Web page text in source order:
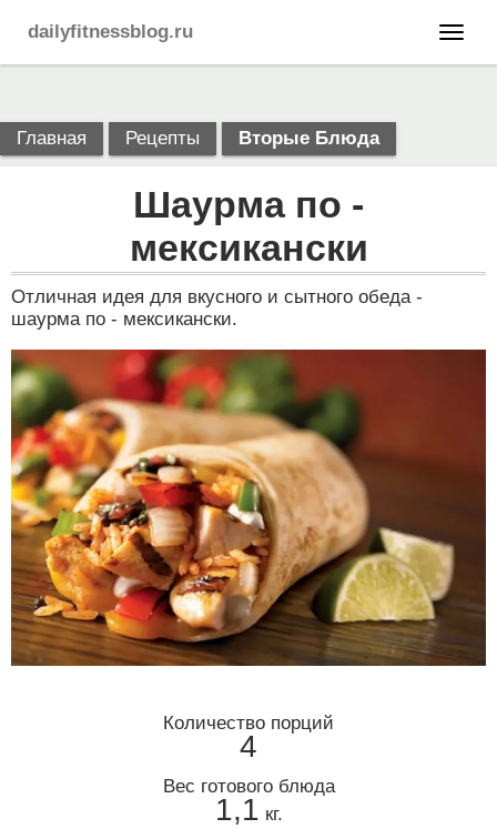
dailyfitnessblog.ru
Главная Рецепты Вторые Блюда
Шаурма по -
мексикански
Отличная идея для вкусного и сытного обеда -
шаурма по - мексикански.
Количество порций
4
Вес готового блюда
1,1 кг.